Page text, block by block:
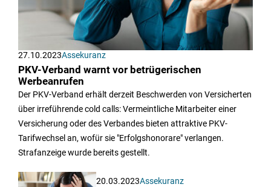
27.10.2023Assekuranz
PKV-Verband warnt vor betrügerischen
Werbeanrufen
Der PKV-Verband erhält derzeit Beschwerden von Versicherten
über irreführende cold calls: Vermeintliche Mitarbeiter einer
Versicherung oder des Verbandes bieten attraktive PKV-
Tarifwechsel an, wofür sie "Erfolgshonorare" verlangen.
Strafanzeige wurde bereits gestellt.
20.03.2023Assekuranz